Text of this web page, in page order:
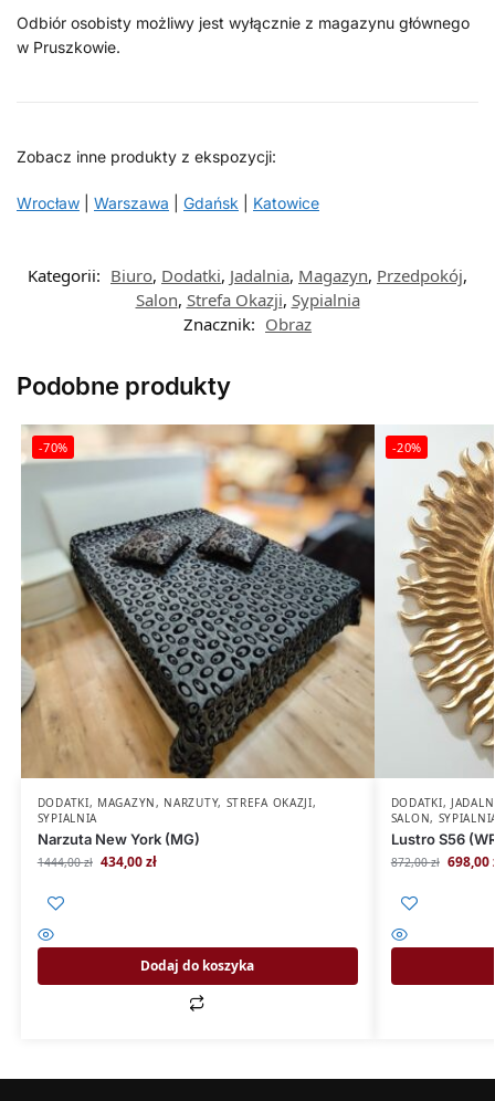
Odbiór osobisty możliwy jest wyłącznie z magazynu głównego
w Pruszkowie.
Zobacz inne produkty z ekspozycji:
Wrocław Warszawa Gdańsk Katowice
Kategorii: Biuro, Dodatki, Jadalnia, Magazyn, Przedpokój,
Salon, Strefa Okazji, Sypialnia
Znacznik: Obraz
Podobne produkty
-70%
DODATKI, MAGAZYN, NARZUTY, STREFA OKAZJI,
SYPIALNIA
Narzuta New York (MG)
1444,00zł 434,00zł
Dodaj do koszyka
-20%
DODATKI,
SALON,
Lustro S56
872,00zł 698,00